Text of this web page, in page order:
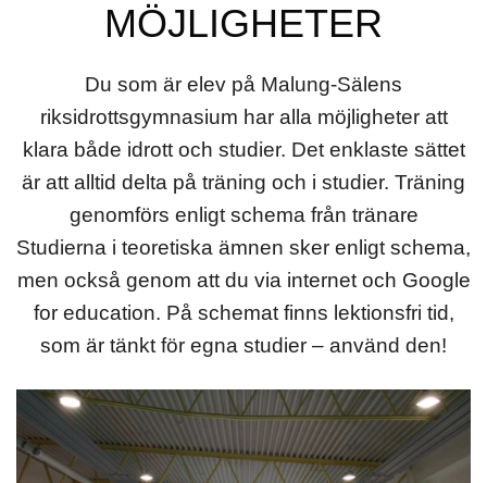
MÖJLIGHETER
Du som är elev på Malung-Sälens
riksidrottsgymnasium har alla möjligheter att
klara både idrott och studier. Det enklaste sättet
är att alltid delta på träning och i studier. Träning
genomförs enligt schema från tränare
Studierna i teoretiska ämnen sker enligt schema,
men också genom att du via internet och Google
for education. På schemat finns lektionsfri tid,
som är tänkt för egna studier – använd den!